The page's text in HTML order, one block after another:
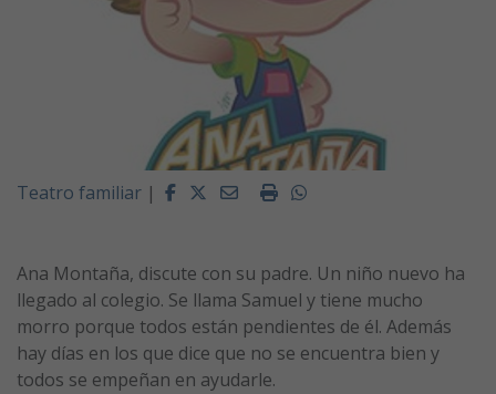
Teatro familiar | FacebookTwitterEmailImprimirWhatsapp
Ana Montaña, discute con su padre. Un niño nuevo ha
llegado al colegio. Se llama Samuel y tiene mucho
morro porque todos están pendientes de él. Además
hay días en los que dice que no se encuentra bien y
todos se empeñan en ayudarle.